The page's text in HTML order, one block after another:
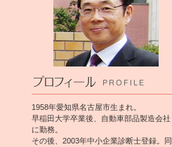
1958年愛知県名古屋市生まれ。
早稲田大学卒業後、自動車部品製造会社
に勤務。
その後、2003年中小企業診断士登録。同